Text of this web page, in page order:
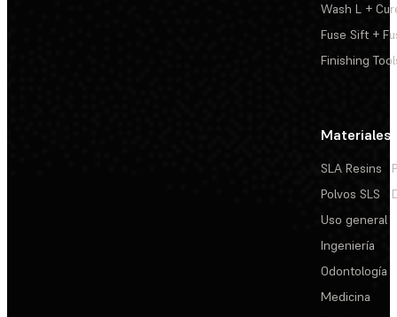
Wash L +
Fuse Sift +
Finishing
Materiales
SLA Resins
Polvos SLS
Uso general
Ingeniería
Odontología
Medicina